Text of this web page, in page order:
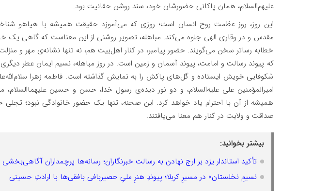
علیهم‌السلام، همان پاکانی حضورشان خود، سند روشن حقانیت بود.
این روز، روز عظمت روح انسان است؛ روزی که می‌آموزد حقیقت همیشه با هیاهو
مقدس و در وقاری الهی جلوه می‌کند. مباهله، تصویر روشنی از این معناست که گاهی یک
خطابه رساتر سخن می‌گویند. حضور پیامبر، در کنار اهل‌بیت هم، نه تنها نشانه‌ی مهر و
که پیوند رسالت و امامت، پیوند آسمان و زمین است. در روز مباهله، نسیم ایمان عطر
شکوفایی خویش ایستاده و گل‌های پاکش را به نمایش گذاشته است. فاطمه زهرا
امیرالمؤمنین علی علیه‌السلام، و دو نور دیده‌ی رسول خدا، حسن و حسین علیهماالسلام،
همیشه از آن با احترام یاد خواهد کرد. این صحنه، تنها یک حضور خانوادگی نبود؛ تجلی
صداقت و ولایت در کنار هم معنا می‌یافتند.
بیشتر بخوانید:
تأکید استاندار یزد بر ارج نهادن به رسالت خبرنگاران؛ رسانه‌ها پرچمداران
نسیمِ نخلستان» در مسیرِ کربلا؛ پیوندِ هنرِ ملیِ حصیربافی بافقی‌ها با ارادتِ حسینی